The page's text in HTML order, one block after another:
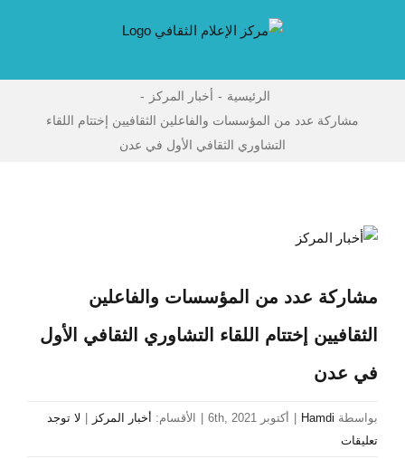
الرئيسية - أخبار المركز
-
مشاركة عدد من المؤسسات والفاعلين الثقافيين إختتام اللقاء
التشاوري الثقافي الأول في عدن
مشاهدة
مشاركة عدد من المؤسسات والفاعلين
الثقافيين إختتام اللقاء التشاوري الثقافي الأول
في عدن
بواسطة Hamdi أكتوبر 6th, 2021 الأقسام: أخبار المركز
لا توجد
تعليقات